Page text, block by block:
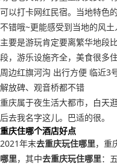
可以打卡网红民宿。当地特色
不错哦~更能感受到当地的风
主要是游玩肯定要离繁华地段
段，游乐设施齐全，美食很多
周边红旗河沟 出行方便 临近3
解放碑、观音桥都不错
重庆属于夜生活大都市，白天
后去我名字这儿。巴适的很。
重庆住哪个酒店好点
2021年末去重庆玩住哪里，重
哪里，其中去重庆玩住哪里：